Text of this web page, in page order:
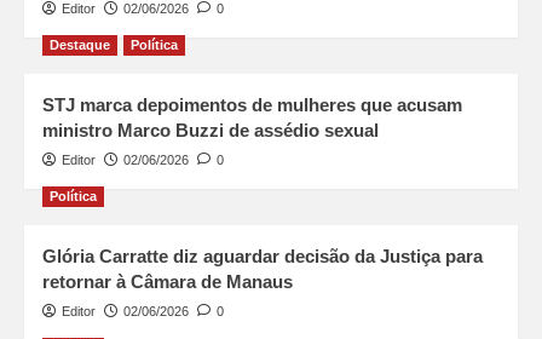
Editor 02/06/2026 0
Destaque Política
STJ marca depoimentos de mulheres que acusam
ministro Marco Buzzi de assédio sexual
Editor 02/06/2026 0
Política
Glória Carratte diz aguardar decisão da Justiça para
retornar à Câmara de Manaus
Editor 02/06/2026 0